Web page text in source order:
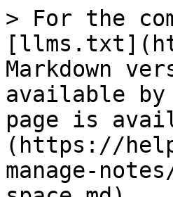
> For the
Markdown
available by
page is
(https://
manage-